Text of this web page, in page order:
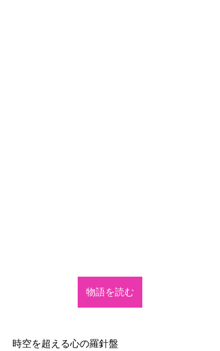
物語を読む
時空を超える心の羅針盤